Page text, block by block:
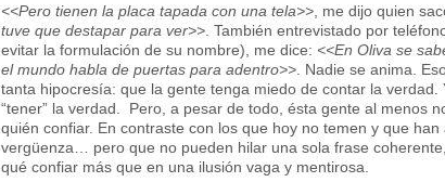
<<Pero tienen la placa tapada con una tela>> , me dijo quien
tuve que destapar para ver>> . También entrevistado por
evitar la formulación de su nombre), me dice: <<En Oliva se
el mundo habla de puertas para adentro>> . Nadie se anima.
tanta hipocresía: que la gente tenga miedo de contar la
“tener” la verdad. Pero, a pesar de todo, ésta gente al menos
quién confiar. En contraste con los que hoy no temen y que han
vergüenza… pero que no pueden hilar una sola frase
qué confiar más que en una ilusión vaga y mentirosa.